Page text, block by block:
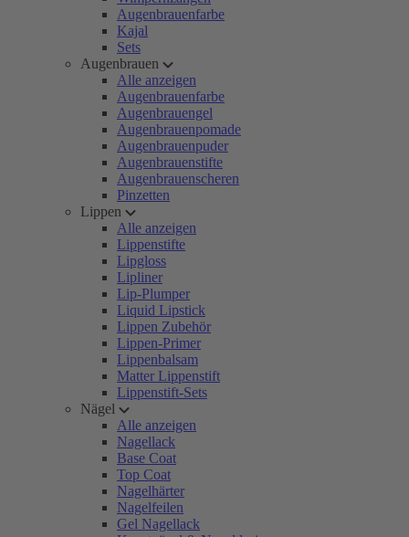
Augenbrauenfarbe
Kajal
Sets
Augenbrauen
Alle anzeigen
Augenbrauenfarbe
Augenbrauengel
Augenbrauenpomade
Augenbrauenpuder
Augenbrauenstifte
Augenbrauenscheren
Pinzetten
Lippen
Alle anzeigen
Lippenstifte
Lipgloss
Lipliner
Lip-Plumper
Liquid Lipstick
Lippen Zubehör
Lippen-Primer
Lippenbalsam
Matter Lippenstift
Lippenstift-Sets
Nägel
Alle anzeigen
Nagellack
Base Coat
Top Coat
Nagelhärter
Nagelfeilen
Gel Nagellack